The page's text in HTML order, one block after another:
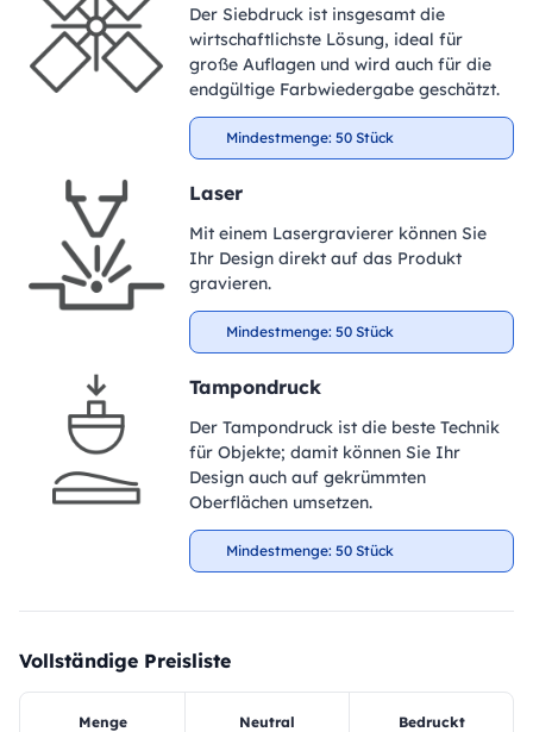
Der Siebdruck ist insgesamt die
wirtschaftlichste Lösung, ideal für
große Auflagen und wird auch für die
endgültige Farbwiedergabe geschätzt.
Mindestmenge: 50 Stück
Laser
Mit einem Lasergravierer können Sie
Ihr Design direkt auf das Produkt
gravieren.
Mindestmenge: 50 Stück
Tampondruck
Der Tampondruck ist die beste Technik
für Objekte; damit können Sie Ihr
Design auch auf gekrümmten
Oberflächen umsetzen.
Mindestmenge: 50 Stück
Vollständige Preisliste
Menge Neutral Bedruckt